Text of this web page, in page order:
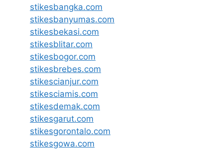
stikesbangka.com
stikesbanyumas.com
stikesbekasi.com
stikesblitar.com
stikesbogor.com
stikesbrebes.com
stikescianjur.com
stikesciamis.com
stikesdemak.com
stikesgarut.com
stikesgorontalo.com
stikesgowa.com